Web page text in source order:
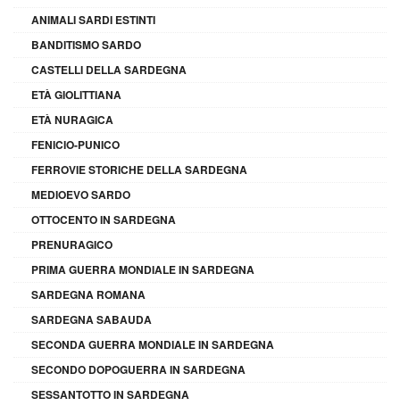
ANIMALI SARDI ESTINTI
BANDITISMO SARDO
CASTELLI DELLA SARDEGNA
ETÀ GIOLITTIANA
ETÀ NURAGICA
FENICIO-PUNICO
FERROVIE STORICHE DELLA SARDEGNA
MEDIOEVO SARDO
OTTOCENTO IN SARDEGNA
PRENURAGICO
PRIMA GUERRA MONDIALE IN SARDEGNA
SARDEGNA ROMANA
SARDEGNA SABAUDA
SECONDA GUERRA MONDIALE IN SARDEGNA
SECONDO DOPOGUERRA IN SARDEGNA
SESSANTOTTO IN SARDEGNA